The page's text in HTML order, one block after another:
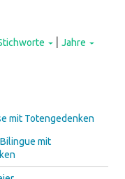
Jahre
mit Totengedenken
mit